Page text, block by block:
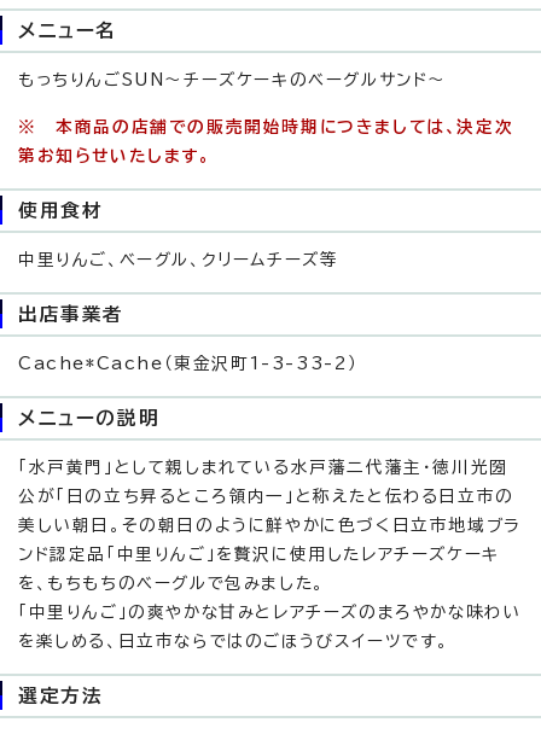
メニュー名
もっちりんごSUN～チーズケーキのベーグルサンド～
※ 本商品の店舗での販売開始時期につきましては、決定次
第お知らせいたします。
使用食材
中里りんご、ベーグル、クリームチーズ等
出店事業者
Cache*Cache（東金沢町1-3-33-2）
メニューの説明
「水戸黄門」として親しまれている水戸藩二代藩主・徳川光圀
公が「日の立ち昇るところ領内一」と称えたと伝わる日立市の
美しい朝日。その朝日のように鮮やかに色づく日立市地域ブラ
ンド認定品「中里りんご」を贅沢に使用したレアチーズケーキ
を、もちもちのベーグルで包みました。
「中里りんご」の爽やかな甘みとレアチーズのまろやかな味わい
を楽しめる、日立市ならではのごほうびスイーツです。
選定方法